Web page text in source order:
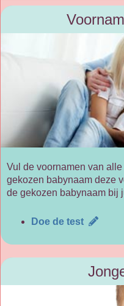
Vul de voornamen van
gekozen babynaam deze
de gekozen babynaam bij
Doe de test